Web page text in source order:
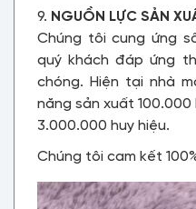
9. NGUỒN LỰC SẢN
Chúng tôi cung ứng
quý khách đáp ứng
chóng. Hiện tại nhà
năng sản xuất 100.000
3.000.000 huy hiệu.
Chúng tôi cam kết